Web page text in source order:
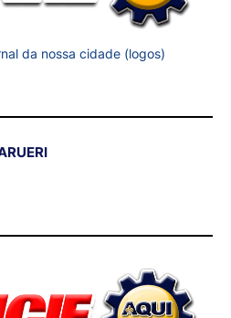
da nossa cidade (logos)